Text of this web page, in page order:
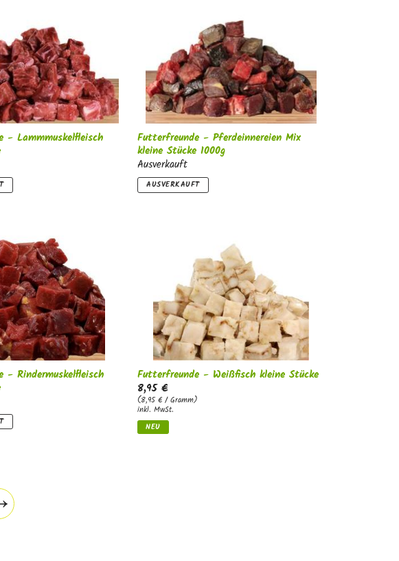
- Lammmuskelfleisch Futterfreunde - Pferdeinnereien Mix
kleine Stücke 1000g
Ausverkauft
AUSVERKAUFT
- Rindermuskelfleisch
Futterfreunde - Weißfisch kleine Stücke
8,95 €
(8,95 € / Gramm)
inkl. MwSt.
NEU